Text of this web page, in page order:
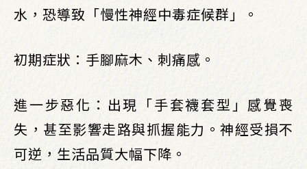
水，恐導致「慢性神經中毒症候群」。
初期症狀：手腳麻木、刺痛感。
進一步惡化：出現「手套襪套型」感覺喪
失，甚至影響走路與抓握能力。神經受損不
可逆，生活品質大幅下降。